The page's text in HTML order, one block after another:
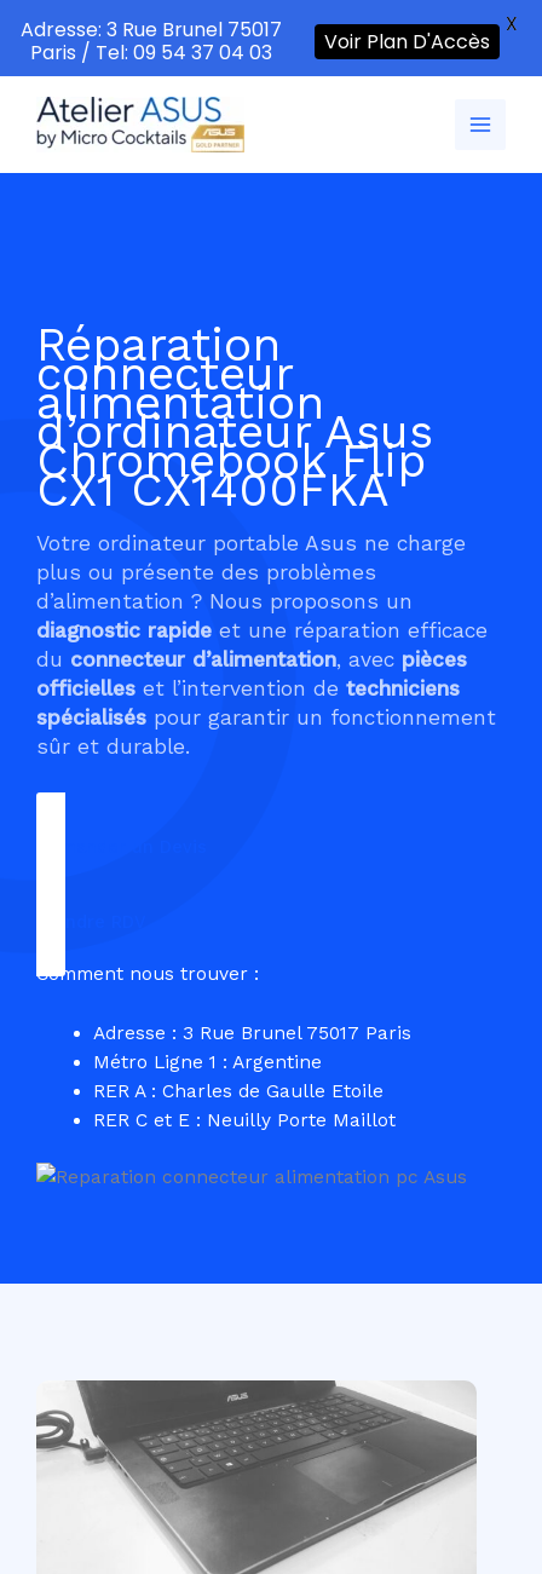
contenu
Réparation
connecteur
alimentation
d’ordinateur Asus
Chromebook Flip
CX1 CX1400FKA
Votre ordinateur portable Asus ne charge
plus ou présente des problèmes
d’alimentation ? Nous proposons un
diagnostic rapide et une réparation efficace
du connecteur d’alimentation, avec pièces
officielles et l’intervention de techniciens
spécialisés pour garantir un fonctionnement
sûr et durable.
Comment nous trouver :
Adresse : 3 Rue Brunel 75017 Paris
Métro Ligne 1 : Argentine
RER A : Charles de Gaulle Etoile
RER C et E : Neuilly Porte Maillot
Adresse: 3 Rue Brunel 75017
Paris / Tel: 09 54 37 04 03
Voir Plan D'Accès
X